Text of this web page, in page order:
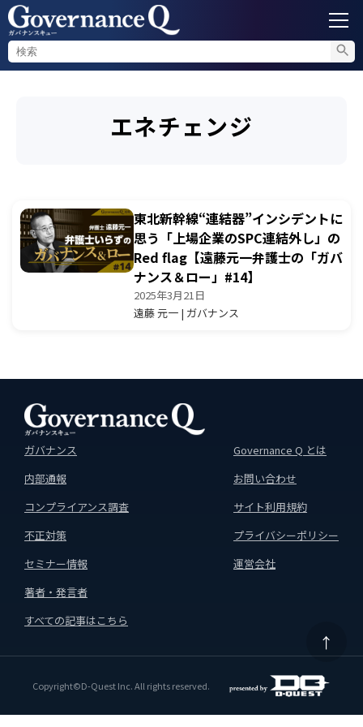
内部通報
不正対策
セミナー情報
エネチェンジ
東北新幹線“連結器”インシデントに
思う「上場企業のSPC連結外し」の
Red flag【遠藤元一弁護士の「ガバ
ナンス＆ロー」#14】
2025年3月21日
遠藤 元一 | ガバナンス
↑
ガバナンス
内部通報
コンプライアンス調査
不正対策
セミナー情報
著者・発言者
すべての記事はこちら
Governance Q とは
お問い合わせ
サイト利用規約
プライバシーポリシー
運営会社
Copyright©D-Quest Inc. All rights reserved.